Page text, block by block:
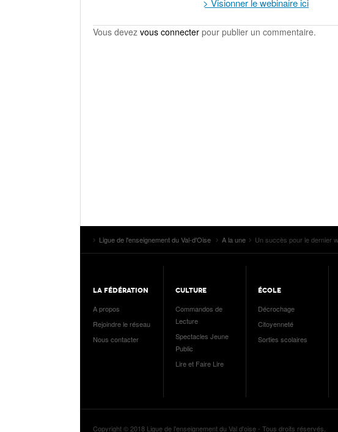
> Visionner le webinaire ici
Vous devez vous connecter pour publier un commentaire.
Ligue de l'enseignement du Val-d'Oise A la une Un succès pour le dernier
LA FÉDÉRATION
A propos
Rejoindre le réseau
Nous contacter
CULTURE
Commandos de
Lecture
Spectacles Jeune
Public
Lire et Faire Lire
ÉCOLE
Décrochage
Citoyenneté
Sorties scolaires
Copyright © 2018 Ligue de l'enseignement du Val d'oise - Tous droits réservés.